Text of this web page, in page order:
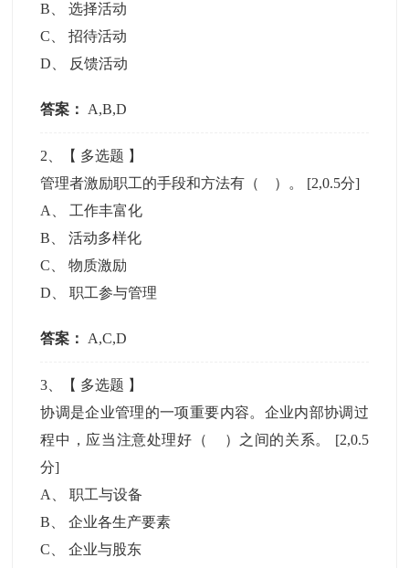
B 、选择活动
C 、招待活动
D
反馈活动
答案： A,B,D
2 、【 多选题 】
管理者激励职工的手段和方法有（ ）。 [2,0.5分]
A
工作丰富化
B 、活动多样化
C 、物质激励
D 、职工参与管理
答案： A,C,D
3 、【 多选题 】
协调是企业管理的一项重要内容。企业内部协调过
程中，应当注意处理好（ ）之间的关系。 [2,0.5
分]
A
、职工与设备
B 、企业各生产要素
C 、企业与股东